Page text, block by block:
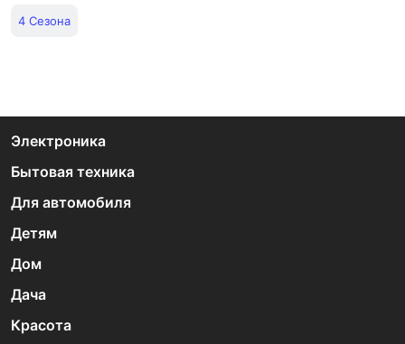
4 Сезона
Электроника
Бытовая техника
Для автомобиля
Детям
Дом
Дача
Красота